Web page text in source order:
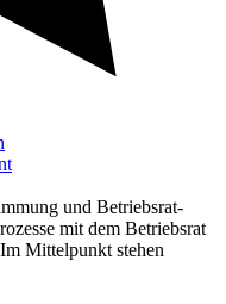
und Betriebsrat-
mit dem Betriebsrat
Mittelpunkt stehen